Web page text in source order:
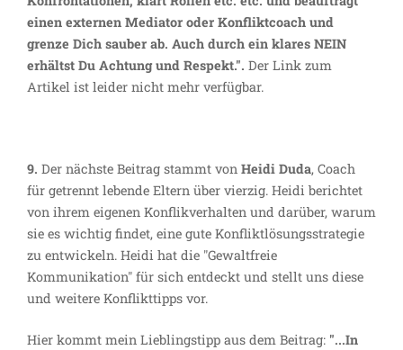
einen externen Mediator oder Konfliktcoach und
grenze Dich sauber ab. Auch durch ein klares NEIN
erhältst Du Achtung und Respekt.". Der Link zum
Artikel ist leider nicht mehr verfügbar.
9. Der nächste Beitrag stammt von Heidi Duda, Coach
für getrennt lebende Eltern über vierzig. Heidi berichtet
von ihrem eigenen Konflikverhalten und darüber, warum
sie es wichtig findet, eine gute Konfliktlösungsstrategie
zu entwickeln. Heidi hat die "Gewaltfreie
Kommunikation" für sich entdeckt und stellt uns diese
und weitere Konflikttipps vor.
Hier kommt mein Lieblingstipp aus dem Beitrag: "...In